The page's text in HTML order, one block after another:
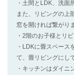
・土間とLDK、洗面
また、リビングの上
窓を開ければ繋がり
・2階のお子様とリ
・LDKに畳スペース
て、畳リビングにし
・キッチンはダイニ